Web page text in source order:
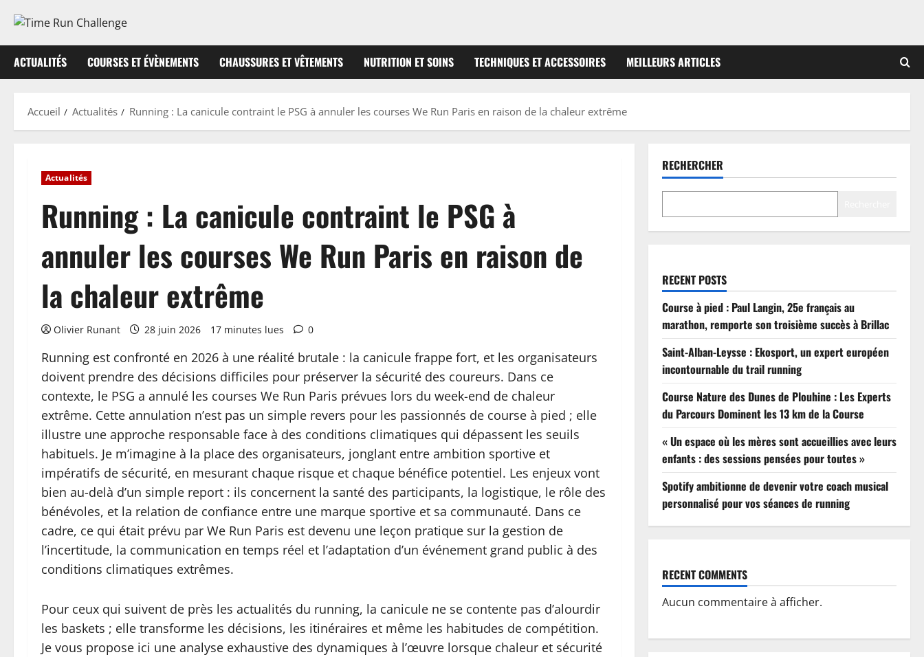
contenu
ACTUALITÉS COURSES ET ÉVÈNEMENTS CHAUSSURES ET VÊTEMENTS NUTRITION ET SOINS TECHNIQUES ET ACCESSOIRES MEILLEURS ARTICLES
Accueil Actualités Running : La canicule contraint le PSG à annuler les courses We Run Paris en raison de la chaleur extrême
Actualités
Running : La canicule contraint le PSG à
annuler les courses We Run Paris en raison de
la chaleur extrême
Olivier Runant 28 juin 2026 17 minutes lues 0
Running est confronté en 2026 à une réalité brutale : la canicule frappe fort, et les organisateurs
doivent prendre des décisions difficiles pour préserver la sécurité des coureurs. Dans ce
contexte, le PSG a annulé les courses We Run Paris prévues lors du week-end de chaleur
extrême. Cette annulation n’est pas un simple revers pour les passionnés de course à pied ; elle
illustre une approche responsable face à des conditions climatiques qui dépassent les seuils
habituels. Je m’imagine à la place des organisateurs, jonglant entre ambition sportive et
impératifs de sécurité, en mesurant chaque risque et chaque bénéfice potentiel. Les enjeux vont
bien au-delà d’un simple report : ils concernent la santé des participants, la logistique, le rôle des
bénévoles, et la relation de confiance entre une marque sportive et sa communauté. Dans ce
cadre, ce qui était prévu par We Run Paris est devenu une leçon pratique sur la gestion de
l’incertitude, la communication en temps réel et l’adaptation d’un événement grand public à des
conditions climatiques extrêmes.
Pour ceux qui suivent de près les actualités du running, la canicule ne se contente pas d’alourdir
les baskets ; elle transforme les décisions, les itinéraires et même les habitudes de compétition.
Je vous propose ici une analyse exhaustive des dynamiques à l’œuvre lorsque chaleur et sécurité
RECHERCHER
RECENT POSTS
Course à pied : Paul Langin, 25e français au
marathon, remporte son troisième succès à Brillac
Saint-Alban-Leysse : Ekosport, un expert européen
incontournable du trail running
Course Nature des Dunes de Plouhine : Les Experts
du Parcours Dominent les 13 km de la Course
« Un espace où les mères sont accueillies avec leurs
enfants : des sessions pensées pour toutes »
Spotify ambitionne de devenir votre coach musical
personnalisé pour vos séances de running
RECENT COMMENTS
Aucun commentaire à afficher.